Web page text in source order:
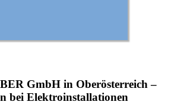
GmbH in Oberösterreich –
bei Elektroinstallationen